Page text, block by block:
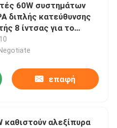
60W συστημάτων
διπλής κατεύθυνσης
8 ίντσας για το
γραφείων
επαφή
καθιστούν αλεξίπυρα